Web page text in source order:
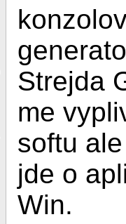
Strejda
me
softu
jde o
Win.